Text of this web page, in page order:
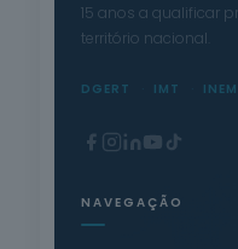
15 anos a qualificar
território nacional.
DGERT IMT INEM
NAVEGAÇÃO